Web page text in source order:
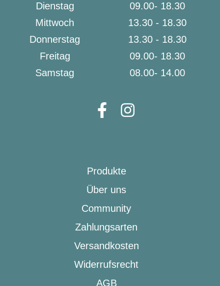
Dienstag
09.00- 18.30
Mittwoch
13.30 - 18.30
Donnerstag
13.30 - 18.30
Freitag
09.00- 18.30
Samstag
08.00- 14.00
Produkte
Über uns
Community
Zahlungsarten
Versandkosten
Widerrufsrecht
AGB